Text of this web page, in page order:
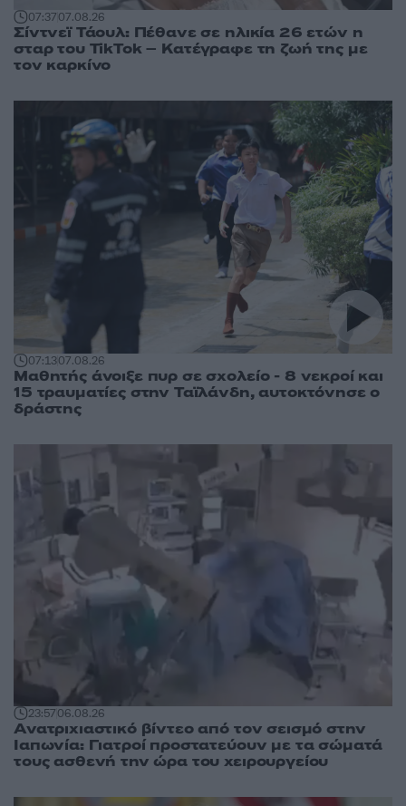
07:3707.08.26
Σίντνεϊ Τάουλ: Πέθανε σε ηλικία 26 ετών η
σταρ του TikTok – Kατέγραφε τη ζωή της με
τον καρκίνο
07:1307.08.26
Μαθητής άνοιξε πυρ σε σχολείο - 8 νεκροί και
15 τραυματίες στην Ταϊλάνδη, αυτοκτόνησε ο
δράστης
23:5706.08.26
Ανατριχιαστικό βίντεο από τον σεισμό στην
Ιαπωνία: Γιατροί προστατεύουν με τα σώματά
τους ασθενή την ώρα του χειρουργείου